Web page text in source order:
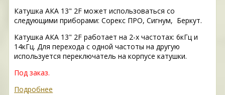
Катушка АКА 13" 2F может использоваться со
следующими приборами: Сорекс ПРО, Сигнум, Беркут.
Катушка АКА 13" 2F работает на 2-х частотах: 6кГц и
14кГц. Для перехода с одной частоты на другую
используется переключатель на корпусе катушки.
Под заказ.
Подробнее